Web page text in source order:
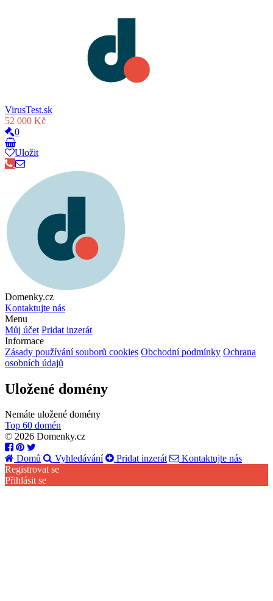
VirusTest.sk
52 000 Kč
0
Uložit
Domenky.cz
Kontaktujte nás
Menu
Můj účet Pridat inzerát
Informace
Zásady používání souborů cookies Obchodní podmínky Ochrana
osobních údajů
Uložené domény
Nemáte uložené domény
Top 60 domén
© 2026 Domenky.cz
Domů Vyhledávání Pridat inzerát
Kontaktujte nás
Registrovat se
Přihlásit se